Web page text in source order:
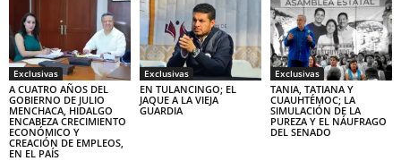
Exclusivas
A CUATRO AÑOS DEL
GOBIERNO DE JULIO
MENCHACA, HIDALGO
ENCABEZA CRECIMIENTO
ECONÓMICO Y
CREACIÓN DE EMPLEOS,
EN EL PAÍS
Exclusivas
EN TULANCINGO; EL
JAQUE A LA VIEJA
GUARDIA
Exclusivas
TANIA, TATIANA Y
CUAUHTÉMOC; LA
SIMULACIÓN DE LA
PUREZA Y EL NÁUFRAGO
DEL SENADO